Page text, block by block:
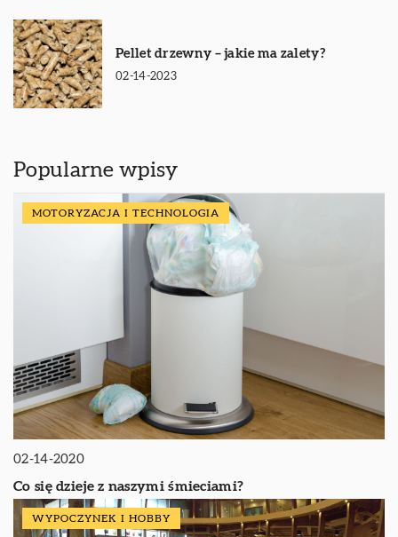
Pellet drzewny – jakie ma zalety?
02-14-2023
Popularne wpisy
MOTORYZACJA I TECHNOLOGIA
02-14-2020
Co się dzieje z naszymi śmieciami?
WYPOCZYNEK I HOBBY